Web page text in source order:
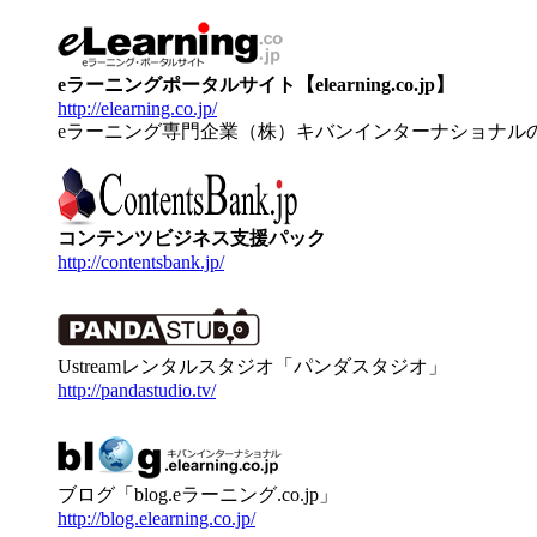
eラーニングポータルサイト【elearning.co.jp】
http://elearning.co.jp/
eラーニング専門企業（株）キバンインターナショナル
コンテンツビジネス支援パック
http://contentsbank.jp/
Ustreamレンタルスタジオ「パンダスタジオ」
http://pandastudio.tv/
ブログ「blog.eラーニング.co.jp」
http://blog.elearning.co.jp/